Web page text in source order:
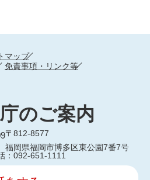
マップ
免責事項・リンク等
のご案内
〒812-8577
福岡県福岡市博多区東公園7番7号
：092-651-1111